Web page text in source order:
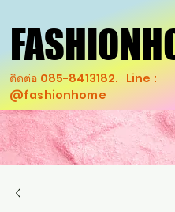
ติดต่อ 085-8413182. Line :
@fashionhome